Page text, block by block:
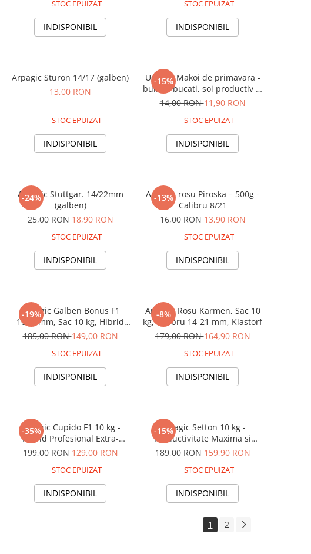
STOC EPUIZAT
INDISPONIBIL
STOC EPUIZAT
INDISPONIBIL
Arpagic Sturon 14/17 (galben)
13,00 RON
STOC EPUIZAT
INDISPONIBIL
-15%
Usturoi Makoi de primavara -
bulbi 4 bucati, soi productiv si
aromat
14,00 RON11,90 RON
STOC EPUIZAT
INDISPONIBIL
-24%
Arpagic Stuttgar. 14/22mm
(galben)
25,00 RON18,90 RON
STOC EPUIZAT
INDISPONIBIL
-13%
Arpagic rosu Piroska – 500g -
Calibru 8/21
16,00 RON13,90 RON
STOC EPUIZAT
INDISPONIBIL
-19%
Arpagic Galben Bonus F1
16/21mm, Sac 10 kg, Hibrid
Profesional de Productivitate
185,00 RON149,00 RON
STOC EPUIZAT
INDISPONIBIL
-8%
Arpagic Rosu Karmen, Sac 10
kg, Calibru 14-21 mm, Klastorf
179,00 RON164,90 RON
STOC EPUIZAT
INDISPONIBIL
-35%
Arpagic Cupido F1 10 kg -
Hibrid Profesional Extra-
Timpuriu pentru Productii
199,00 RON129,00 RON
STOC EPUIZAT
INDISPONIBIL
-15%
Arpagic Setton 10 kg -
Productivitate Maxima si
Rezistenta Superioara la
189,00 RON159,90 RON
STOC EPUIZAT
INDISPONIBIL
1 2